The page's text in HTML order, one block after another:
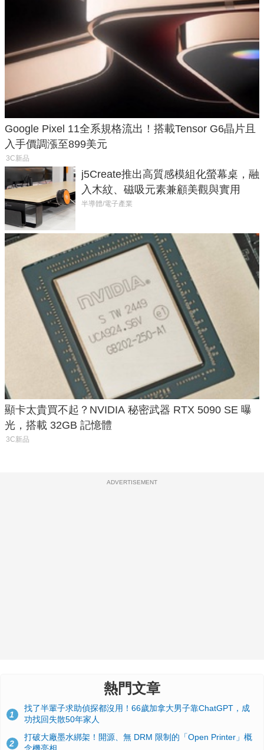
Google Pixel 11全系規格流出！搭載Tensor G6晶片且
入手價調漲至899美元
3C新品
j5Create推出高質感模組化螢幕桌，融
入木紋、磁吸元素兼顧美觀與實用
半導體/電子產業
顯卡太貴買不起？NVIDIA 秘密武器 RTX 5090 SE 曝
光，搭載 32GB 記憶體
3C新品
ADVERTISEMENT
熱門文章
1
找了半輩子求助偵探都沒用！66歲加拿大男子靠ChatGPT，成
功找回失散50年家人
2
打破大廠墨水綁架！開源、無 DRM 限制的「Open Printer」概